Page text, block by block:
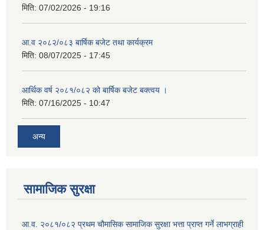
मिति: 07/02/2026 - 19:16
आ.व २०८२/०८३ बार्षिक बजेट तथा कार्यक्रम
मिति: 08/07/2025 - 17:45
आर्थिक वर्ष २०८१/०८२ को बार्षिक बजेट बक्त्वय ।
मिति: 07/16/2025 - 10:47
अन्य
सामाजिक सुरक्षा
आ.व. २०८१/०८२ प्रथम चौमासिक सामाजिक सुरक्षा भत्ता प्राप्त गर्ने लाभग्राही